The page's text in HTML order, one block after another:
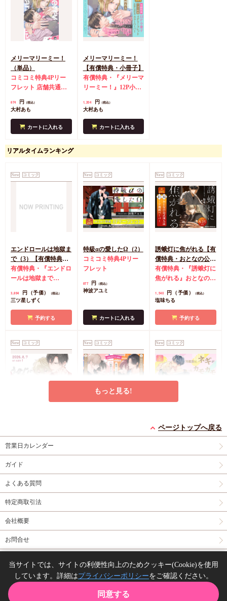
メリーマリーミー！
（単品）
コミコミ特典4Pリー
フレット 店舗共通特
874 円 （税込）
大村あも
カートに入れる
メリーマリーミー！
【有償特典・小冊子】
有償特典・『メリーマ
リーミー！』12P小冊
ーフレット
1,204 円 （税込）
大村あも
カートに入れる
リアルタイムランキング
New コミック
エンドロールは地獄ま
で（3）【有償特典・
小冊子＋箔押しA5ア
クリルボード】
有償特典・『エンドロ
ールは地獄まで
典・『エンドロールは
しA5アクリルボード
コミコミ特典8P小冊
風A5イラストカード
3,894 円（予価） （税込）
三ツ星しずく
予約する
New コミック
特級αの愛したΩ（2）
コミコミ特典4Pリー
フレット
877 円 （税込）
神波アユミ
カートに入れる
New コミック
誘蛾灯に焦がれる【有
償特典・おとなの公式
同人誌】
有償特典・『誘蛾灯に
焦がれる』おとなの公
典漫画ペーパー
1,540 円（予価） （税込）
塩味ちる
予約する
New コミック
有償特典・『うなじに
恋の痕』12P小冊子
1,295
永乃あづみ
カートに入れる
New コミック
ず【有償】+柴崎さん
償】』【8/17締切！予
選)】
2冊セット購入特典・
子＆ミニクリアカード
くらげと恋知らず』お
償特典・『柴崎さんの
アクリルカードキーホ
4種) 店舗共通特典ペ
ーパー2枚
New コミック
カモカモ【有償特典・
小冊子】【予約キャン
ら受付開始】
有償特典・『冷蔵庫に
モ』12P小冊子 店舗共
New コミック
【キャンセル不可】特
New コミック
で旅に出ることにした
New コミック
もっと見る!
ページトップへ戻る
営業日カレンダー
ガイド
よくある質問
特定商取引法
会社概要
お問合せ
Copyright(C) comicomi studio. All right reserved.
当サイトでは、サイトの利便性向上のためクッキー(Cookie)を使用
しています。詳細はプライバシーポリシーをご確認ください。
同意する